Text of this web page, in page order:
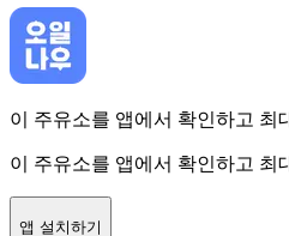
이 주유소를 앱에서 확인하고 최
이 주유소를 앱에서 확인하고 최
앱 설치하기